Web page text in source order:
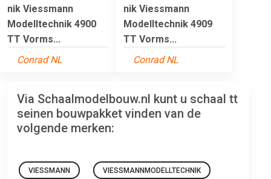
nik Viessmann
Modelltechnik 4900
TT Vorms...
Conrad NL
nik Viessmann
Modelltechnik 4909
TT Vorms...
Conrad NL
Via Schaalmodelbouw.nl kunt u schaal tt
seinen bouwpakket vinden van de
volgende merken:
VIESSMANN VIESSMANNMODELLTECHNIK